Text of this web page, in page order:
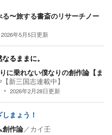
〜旅する書斎のリサーチノー
2026年5月5日更新
るままに。
に乗れない僕なりの創作論【ま
新三国志連載中】
2026年2月28日更新
まょう！
創作論／カイ壬